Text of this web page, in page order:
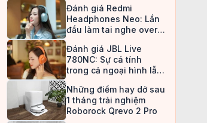
Đánh giá Redmi
Headphones Neo: Lần
đầu làm tai nghe over-
an toàn
Đánh giá JBL Live
780NC: Sự cá tính
trong cả ngoại hình lẫn
Những điểm hay dở sau
1 tháng trải nghiệm
Roborock Qrevo 2 Pro